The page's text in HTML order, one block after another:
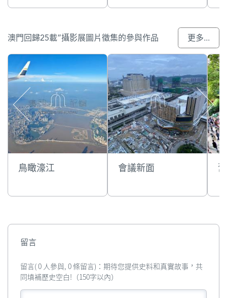
澳門回歸25載”攝影展圖片徵集的參與作品 更多...
鳥瞰濠江 會議新面
留言
留言( 0 人參與, 0 條留言)：期待您提供史料和真實故事，共
同填補歷史空白!（150字以內）